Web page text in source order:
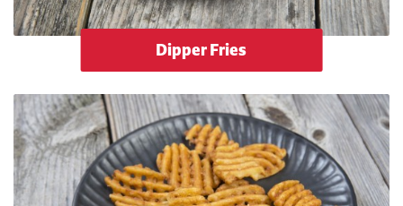
Dipper Fries